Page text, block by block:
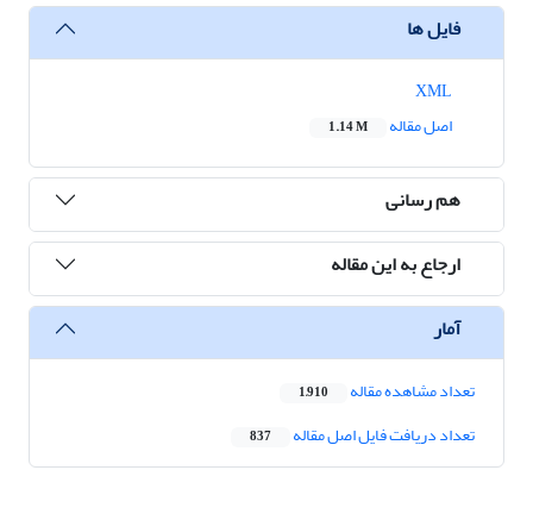
فایل ها
اصل مقاله
1.14 M
هم رسانی
ارجاع به این مقاله
آمار
تعداد مشاهده مقاله 1,910
تعداد دریافت فایل اصل مقاله 837